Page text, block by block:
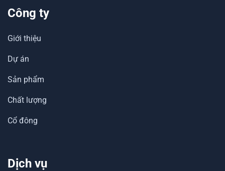
Công ty
Giới thiệu
Dự án
Sản phẩm
Chất lượng
Cổ đông
Dịch vụ